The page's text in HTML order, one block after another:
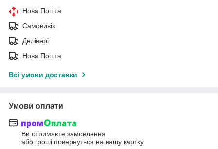
Нова Пошта
Самовивіз
Делівері
Нова Пошта
Всі умови доставки
Умови оплати
Ви отримаєте замовлення
або гроші повернуться на вашу картку